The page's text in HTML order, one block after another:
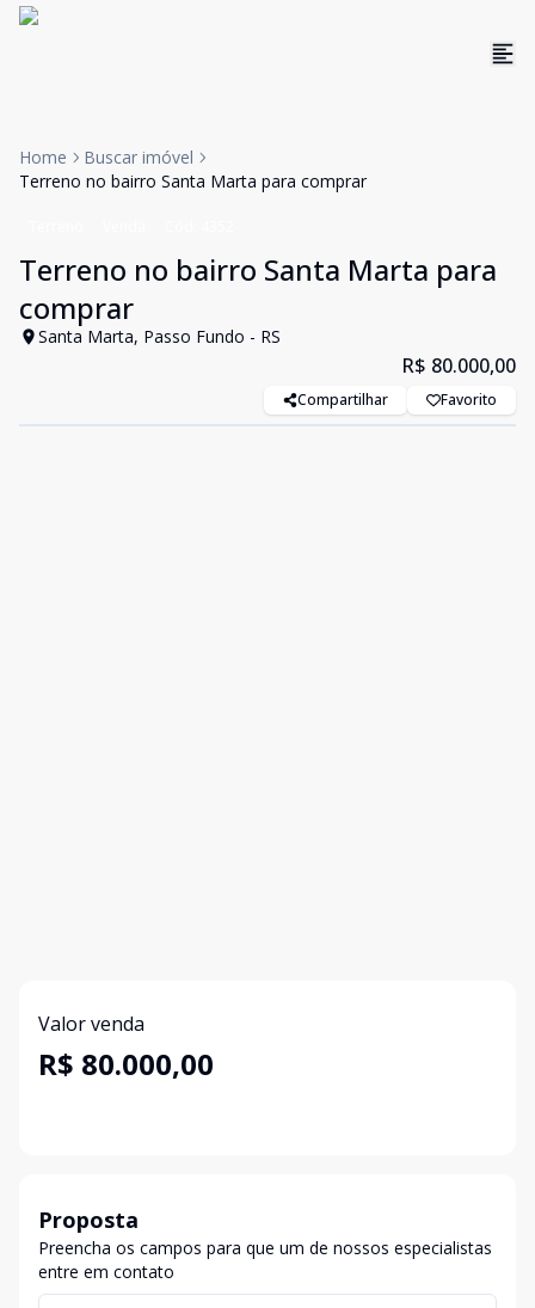
Home
Buscar imóvel
Terreno no bairro Santa Marta para comprar
Terreno no bairro Santa Marta para
comprar
Santa Marta, Passo Fundo - RS
R$ 80.000,00
Compartilhar Favorito
Valor venda
R$ 80.000,00
Proposta
Preencha os campos para que um de nossos especialistas
entre em contato